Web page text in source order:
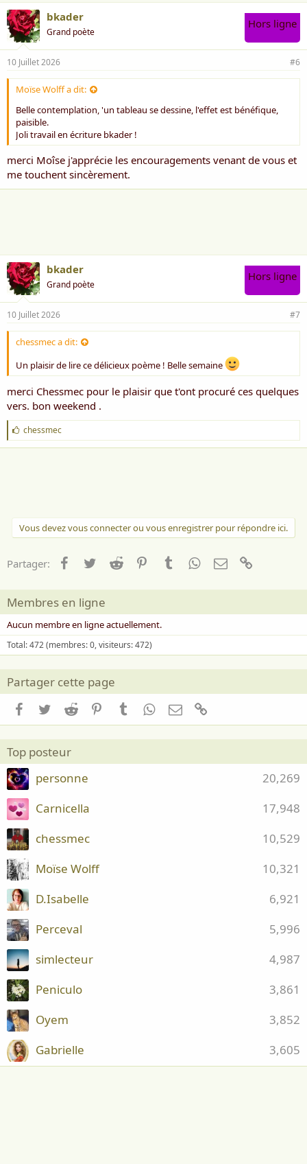
bkader
Grand poète
Hors ligne
10 Juillet 2026 #6
Moïse Wolff a dit:
Belle contemplation, 'un tableau se dessine, l'effet est bénéfique,
paisible.
Joli travail en écriture bkader !
merci Moîse j'apprécie les encouragements venant de vous et
me touchent sincèrement.
bkader
Grand poète
Hors ligne
10 Juillet 2026 #7
chessmec a dit:
Un plaisir de lire ce délicieux poème ! Belle semaine
merci Chessmec pour le plaisir que t'ont procuré ces quelques
vers. bon weekend .
J
'
a
chessmec
Vous devez vous connecter ou vous enregistrer pour répondre ici.
Partager: Facebook
TwitterReddit PinterestTumblrWhatsApp
Email
Membres en ligne
Aucun membre en ligne actuellement.
Total: 472 (membres: 0, visiteurs: 472)
Partager cette page
Facebook
TwitterReddit PinterestTumblrWhatsApp
Email
Top posteur
20,269
personne
17,948
Carnicella
10,529
chessmec
10,321
Moïse Wolff
6,921
D.Isabelle
5,996
Perceval
4,987
simlecteur
3,861
Peniculo
3,852
Oyem
3,605
Gabrielle